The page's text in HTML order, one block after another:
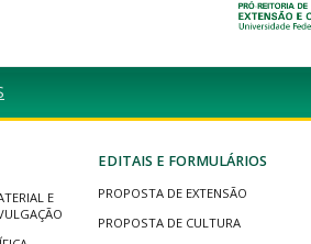
E
EDITAIS E FORMULÁRIOS
PROPOSTA DE EXTENSÃO
PROPOSTA DE CULTURA